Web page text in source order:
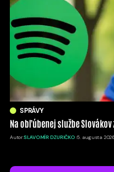
SPRÁVY
Na obľúbenej službe
Autor:SLAVOMÍR DZURIČKO 5. augusta 2026